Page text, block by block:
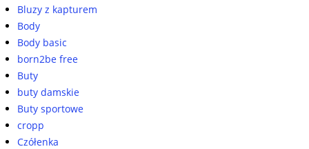
Bluzy z kapturem
Body
Body basic
born2be free
Buty
buty damskie
Buty sportowe
cropp
Czółenka